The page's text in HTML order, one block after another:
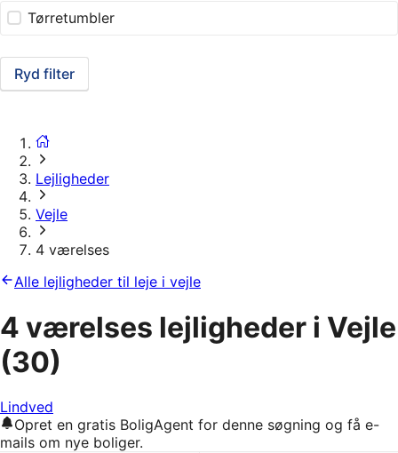
Tørretumbler
Ryd filter
Lejligheder
Vejle
4 værelses
Alle lejligheder til leje i vejle
4 værelses lejligheder i Vejle
(30)
Lindved
Opret en gratis BoligAgent for denne søgning og få e-
mails om nye boliger.